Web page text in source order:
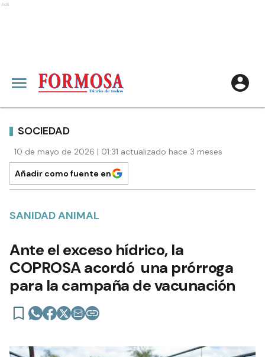
Ads
SOCIEDAD
10 de mayo de 2026 | 01:31 actualizado hace 3 meses
Añadir como fuente en
SANIDAD ANIMAL
Ante el exceso hídrico, la
COPROSA acordó una prórroga
para la campaña de vacunación